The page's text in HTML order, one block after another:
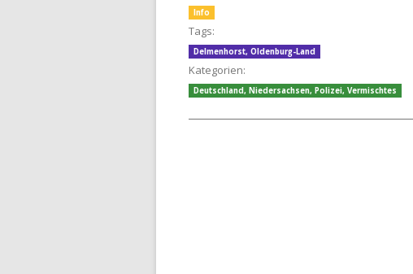
Info
Tags:
Delmenhorst, Oldenburg-Land
Kategorien:
Deutschland, Niedersachsen, Polizei, Vermischtes